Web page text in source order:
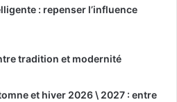
: repenser l’influence
tradition et modernité
et hiver 2026 \ 2027 : entre